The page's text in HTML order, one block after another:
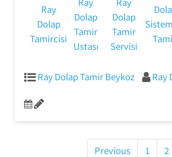
Ray
Dolap
Tamircisi
Dolap
Tamir
Ustası
Dolap
Tamir
Servisi
Ray Dolap Tamir Beykoz Ray
Previous 1 2